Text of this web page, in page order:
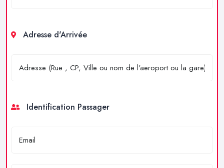
Adresse d'Arrivée
Identification Passager